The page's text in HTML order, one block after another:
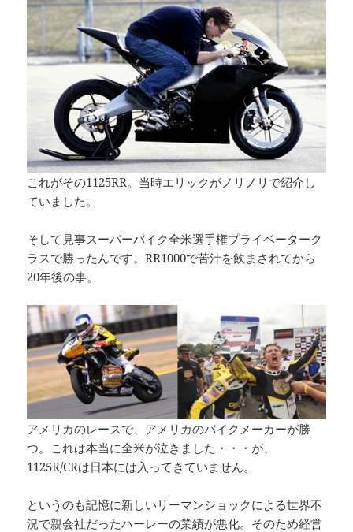
これがその1125RR。当時エリックがノリノリで紹介し
ていました。
そして見事スーパーバイク全米選手権プライベーターク
ラスで勝ったんです。RR1000で苦汁を飲まされてから
20年後の事。
アメリカのレースで、アメリカのバイクメーカーが勝
つ。これは本当に全米が泣きました・・・が、
1125R/CRは日本には入ってきていません。
というのも記憶に新しいリーマンショックによる世界不
況で親会社だったハーレーの業績が悪化。そのため経営